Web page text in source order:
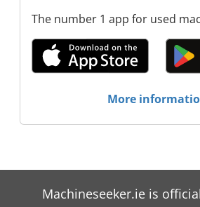
The number 1 app for used
More
Machineseeker.ie is